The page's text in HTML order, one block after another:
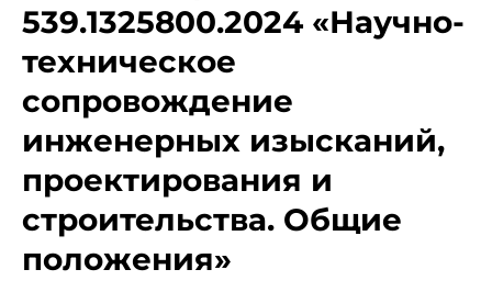
539.1325800.2024 «Научно-
техническое
сопровождение
инженерных изысканий,
проектирования и
строительства. Общие
положения»